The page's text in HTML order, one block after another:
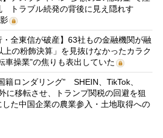
トラブル続発の背後に見え隠れす
・全東信が破産】63社もの金融機関が融
の粉飾決算」を見抜けなかったカラク
操業”の焦りも表出していた
籍ロンダリング” SHEIN、TikTok、
に移転させ、トランプ関税の回避を狙
た中国企業の農業参入・土地取得への